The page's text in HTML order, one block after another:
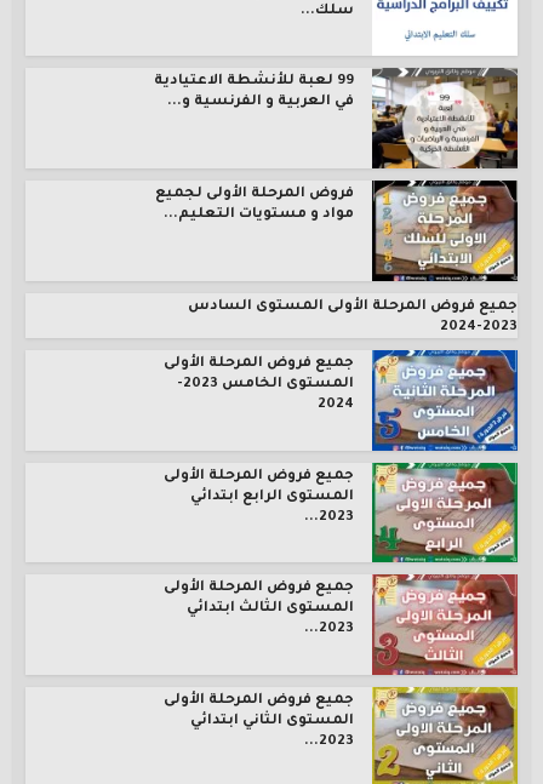
سلك...
99 لعبة للأنشطة الاعتيادية
في العربية و الفرنسية و...
فروض المرحلة الأولى لجميع
مواد و مستويات التعليم...
جميع فروض المرحلة الأولى المستوى السادس
2023-2024
جميع فروض المرحلة الأولى
المستوى الخامس 2023-
2024
جميع فروض المرحلة الأولى
المستوى الرابع ابتدائي
2023...
جميع فروض المرحلة الأولى
المستوى الثالث ابتدائي
2023...
جميع فروض المرحلة الأولى
المستوى الثاني ابتدائي
2023...